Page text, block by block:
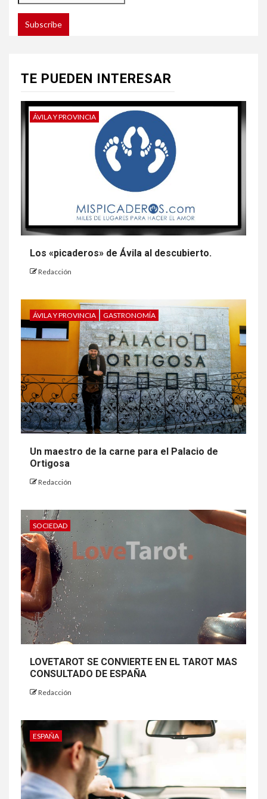
TE PUEDEN INTERESAR
ÁVILA Y PROVINCIA
Los «picaderos» de Ávila al descubierto.
Redacción
ÁVILA Y PROVINCIA GASTRONOMÍA
Un maestro de la carne para el Palacio de
Ortigosa
Redacción
SOCIEDAD
LOVETAROT SE CONVIERTE EN EL TAROT MAS
CONSULTADO DE ESPAÑA
Redacción
ESPAÑA